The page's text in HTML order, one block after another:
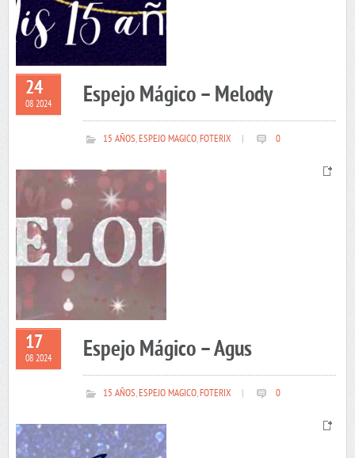
24
08 2024 Espejo Mágico – Melody
15 AÑOS,ESPEJO MAGICO,FOTERIX 0
17
08 2024 Espejo Mágico – Agus
15 AÑOS,ESPEJO MAGICO,FOTERIX 0